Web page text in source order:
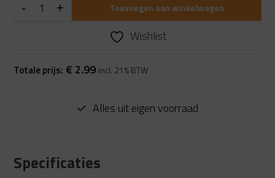
Toevoegen aan winkelwagen
Wishlist
Totale prijs: € 2.99 incl. 21% BTW
Alles uit eigen voorraad
Specificaties